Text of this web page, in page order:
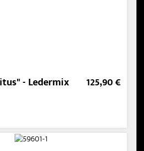
- Ledermix 125,90 €